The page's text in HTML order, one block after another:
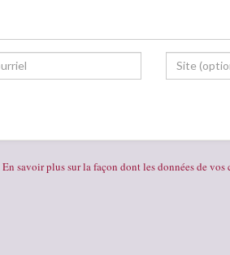
En savoir plus sur la façon dont les données de vos